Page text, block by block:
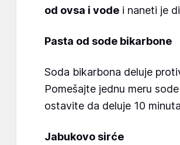
od ovsa i vode i naneti je
Pasta od sode bikarbone
Soda bikarbona deluje
Pomešajte jednu meru
ostavite da deluje 10
Jabukovo sirće